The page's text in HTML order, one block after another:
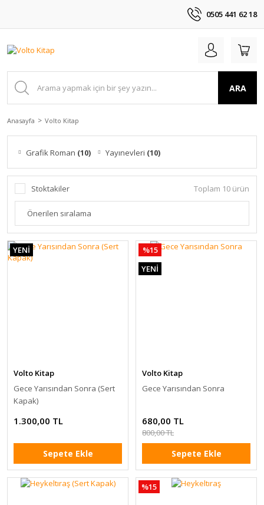
0505 441 62 18
ARA
Anasayfa Volto Kitap
Grafik Roman (10) Yayınevleri (10)
Stoktakiler Toplam 10 ürün
YENİ
Volto Kitap
Gece Yarısından Sonra (Sert
Kapak)
1.300,00 TL
Sepete Ekle
%15
YENİ
Volto Kitap
Gece Yarısından Sonra
680,00 TL
800,00 TL
Sepete Ekle
%15